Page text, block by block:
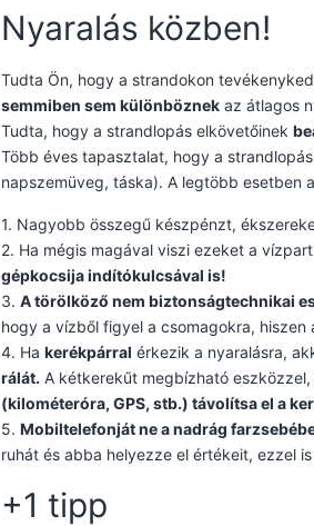
Nyaralás közben!
Tudta Ön, hogy a strandokon
semmiben sem különböznek az átlagos
Tudta, hogy a strandlopás elkövetőinek
Több éves tapasztalat, hogy a
napszemüveg, táska). A legtöbb esetben
1. Nagyobb összegű készpénzt,
2. Ha mégis magával viszi ezeket a
gépkocsija indítókulcsával is!
3. A törölköző nem biztonságtechnikai
hogy a vízből figyel a csomagokra, hiszen
4. Ha kerékpárral érkezik a nyaralásra,
rálát. A kétkerekűt megbízható
(kilométeróra, GPS, stb.) távolítsa el a
5. Mobiltelefonját ne a nadrág
ruhát és abba helyezze el értékeit, ezzel is
+1 tipp